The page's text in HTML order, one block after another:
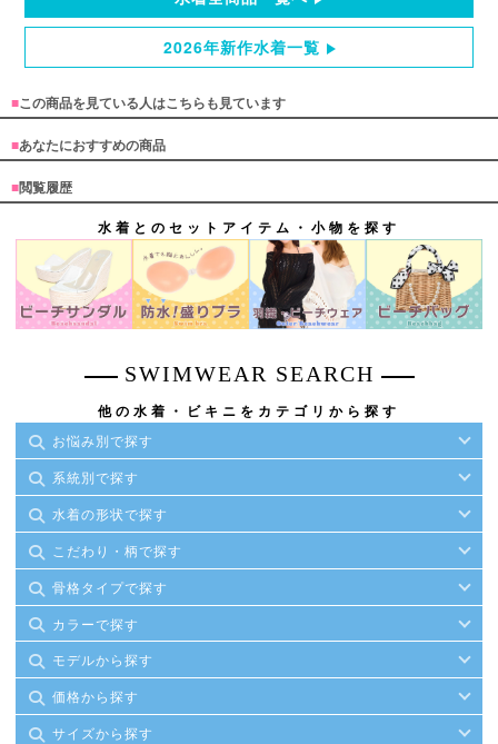
2026年新作水着一覧
■この商品を見ている人はこちらも見ています
■あなたにおすすめの商品
■閲覧履歴
水着とのセットアイテム・小物を探す
SWIMWEAR SEARCH
他の水着・ビキニをカテゴリから探す
お悩み別で探す
系統別で探す
水着の形状で探す
こだわり・柄で探す
骨格タイプで探す
カラーで探す
モデルから探す
価格から探す
サイズから探す